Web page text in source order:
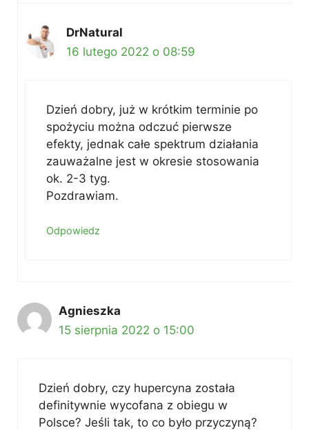
DrNatural
16 lutego 2022 o 08:59
Dzień dobry, już w krótkim terminie po
spożyciu można odczuć pierwsze
efekty, jednak całe spektrum działania
zauważalne jest w okresie stosowania
ok. 2-3 tyg.
Pozdrawiam.
Odpowiedz
Agnieszka
15 sierpnia 2022 o 15:00
Dzień dobry, czy hupercyna została
definitywnie wycofana z obiegu w
Polsce? Jeśli tak, to co było przyczyną?